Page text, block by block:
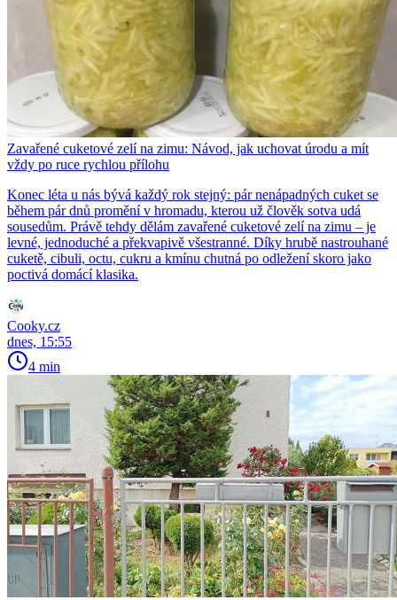
Zavařené cuketové zelí na zimu: Návod, jak uchovat úrodu a mít
vždy po ruce rychlou přílohu
Konec léta u nás bývá každý rok stejný: pár nenápadných cuket se
během pár dnů promění v hromadu, kterou už člověk sotva udá
sousedům. Právě tehdy dělám zavařené cuketové zelí na zimu – je
levné, jednoduché a překvapivě všestranné. Díky hrubě nastrouhané
cuketě, cibuli, octu, cukru a kmínu chutná po odležení skoro jako
poctivá domácí klasika.
Cooky.cz
dnes, 15:55
4 min